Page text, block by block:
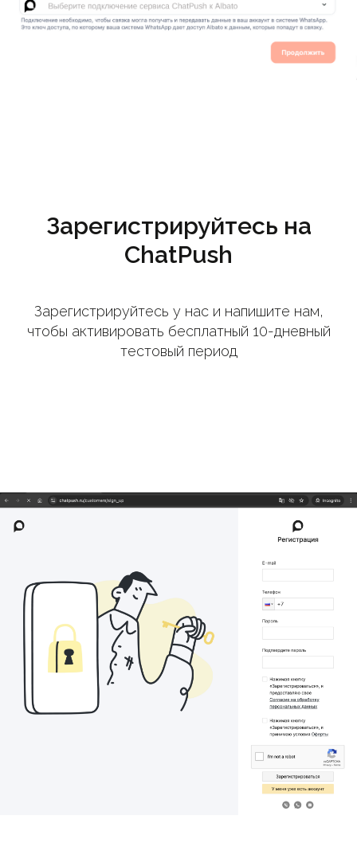
Зарегистрируйтесь на
ChatPush
Зарегистрируйтесь у нас и напишите нам,
чтобы активировать бесплатный 10-дневный
тестовый период